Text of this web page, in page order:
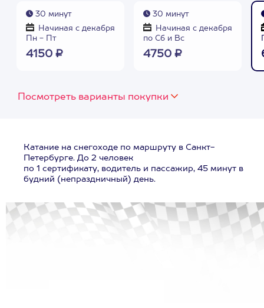
30 минут
Начиная с декабря
Пн - Пт
4150 ₽
30 минут
Начиная с декабря
по Сб и Вс
4750 ₽
Посмотреть варианты покупки
Катание на снегоходе по маршруту в Санкт-
Петербурге. До 2 человек
по 1 сертификату, водитель и пассажир, 45 минут в
будний (непраздничный) день.